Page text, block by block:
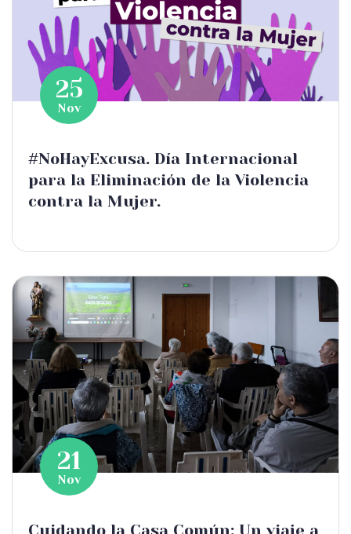
25
Nov
#NoHayExcusa. Día Internacional
para la Eliminación de la Violencia
contra la Mujer.
21
Nov